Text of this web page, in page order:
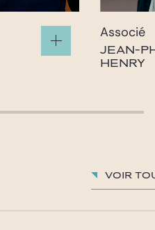
Associé
JEAN-
HENRY
Voir